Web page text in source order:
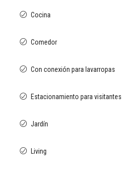
Cocina
Comedor
Con conexión para lavarropas
Estacionamiento para visitantes
Jardín
Living